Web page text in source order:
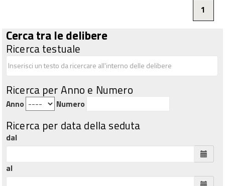
1
Cerca tra le delibere
Ricerca testuale
Ricerca per Anno e Numero
Anno Numero
Ricerca per data della seduta
dal
al